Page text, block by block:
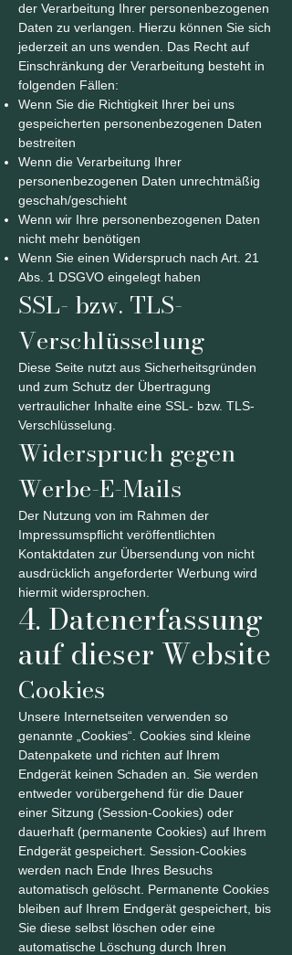
der Verarbeitung Ihrer personenbezogenen
Daten zu verlangen. Hierzu können Sie sich
jederzeit an uns wenden. Das Recht auf
Einschränkung der Verarbeitung besteht in
folgenden Fällen:
Wenn Sie die Richtigkeit Ihrer bei uns
gespeicherten personenbezogenen Daten
bestreiten
Wenn die Verarbeitung Ihrer
personenbezogenen Daten unrechtmäßig
geschah/geschieht
Wenn wir Ihre personenbezogenen Daten
nicht mehr benötigen
Wenn Sie einen Widerspruch nach Art. 21
Abs. 1 DSGVO eingelegt haben
SSL- bzw. TLS-
Verschlüsselung
Diese Seite nutzt aus Sicherheitsgründen
und zum Schutz der Übertragung
vertraulicher Inhalte eine SSL- bzw. TLS-
Verschlüsselung.
Widerspruch gegen
Werbe-E-Mails
Der Nutzung von im Rahmen der
Impressumspflicht veröffentlichten
Kontaktdaten zur Übersendung von nicht
ausdrücklich angeforderter Werbung wird
hiermit widersprochen.
4. Datenerfassung
auf dieser Website
Cookies
Unsere Internetseiten verwenden so
genannte „Cookies“. Cookies sind kleine
Datenpakete und richten auf Ihrem
Endgerät keinen Schaden an. Sie werden
entweder vorübergehend für die Dauer
einer Sitzung (Session-Cookies) oder
dauerhaft (permanente Cookies) auf Ihrem
Endgerät gespeichert. Session-Cookies
werden nach Ende Ihres Besuchs
automatisch gelöscht. Permanente Cookies
bleiben auf Ihrem Endgerät gespeichert, bis
Sie diese selbst löschen oder eine
automatische Löschung durch Ihren